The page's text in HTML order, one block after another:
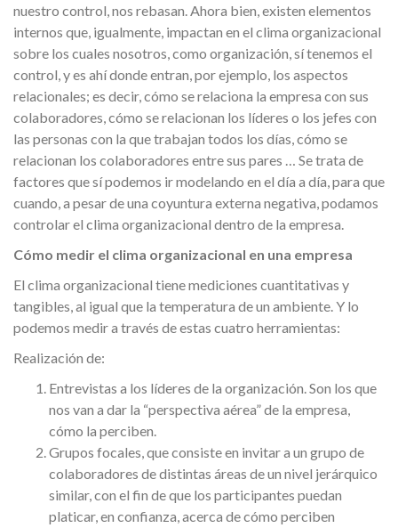
nuestro control, nos rebasan. Ahora bien, existen elementos
internos que, igualmente, impactan en el clima organizacional
sobre los cuales nosotros, como organización, sí tenemos el
control, y es ahí donde entran, por ejemplo, los aspectos
relacionales; es decir, cómo se relaciona la empresa con sus
colaboradores, cómo se relacionan los líderes o los jefes con
las personas con la que trabajan todos los días, cómo se
relacionan los colaboradores entre sus pares … Se trata de
factores que sí podemos ir modelando en el día a día, para que
cuando, a pesar de una coyuntura externa negativa, podamos
controlar el clima organizacional dentro de la empresa.
Cómo medir el clima organizacional en una empresa
El clima organizacional tiene mediciones cuantitativas y
tangibles, al igual que la temperatura de un ambiente. Y lo
podemos medir a través de estas cuatro herramientas:
Realización de:
Entrevistas a los líderes de la organización. Son los que
nos van a dar la “perspectiva aérea” de la empresa,
cómo la perciben.
Grupos focales, que consiste en invitar a un grupo de
colaboradores de distintas áreas de un nivel jerárquico
similar, con el fin de que los participantes puedan
platicar, en confianza, acerca de cómo perciben